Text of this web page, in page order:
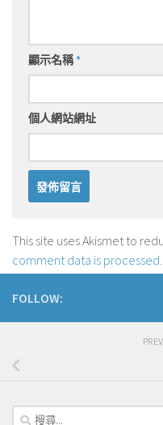
顯示名稱*
個人網站網址
This site uses Akismet to
comment data is processed.
FOLLOW:
搜